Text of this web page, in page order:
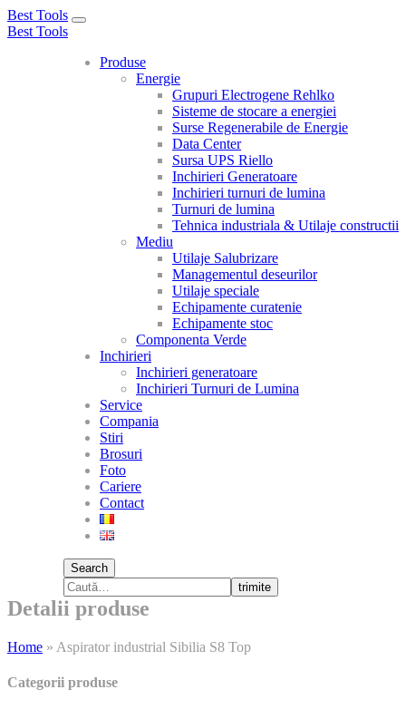
Best Tools
Toggle
Best Tools
Produse
Energie
Grupuri Electrogene Rehlko
Sisteme de stocare a energiei
Surse Regenerabile de Energie
Data Center
Sursa UPS Riello
Inchirieri Generatoare
Inchirieri turnuri de lumina
Turnuri de lumina
Tehnica industriala & Utilaje constructii
Mediu
Utilaje Salubrizare
Managementul deseurilor
Utilaje speciale
Echipamente curatenie
Echipamente stoc
Componenta Verde
Inchirieri
Inchirieri generatoare
Inchirieri Turnuri de Lumina
Service
Compania
Stiri
Brosuri
Foto
Cariere
Contact
Search
trimite
Detalii produse
Home » Aspirator industrial Sibilia S8 Top
Categorii produse